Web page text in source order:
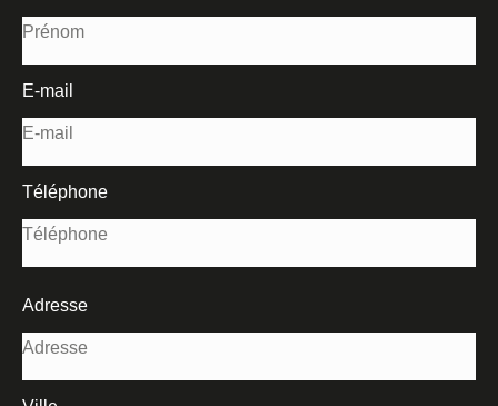
E-mail
Téléphone
Adresse